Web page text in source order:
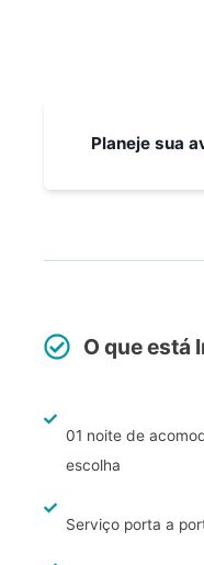
Planeje sua
O que está
01 noite de
escolha
Serviço porta a